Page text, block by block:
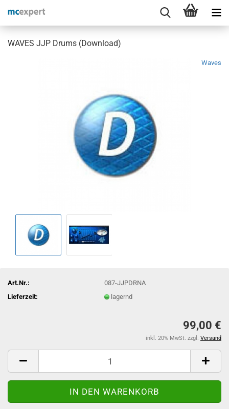
WAVES JJP Drums (Download)
Waves
Art.Nr.:
087-JJPDRNA
Lieferzeit:
lagernd
99,00 €
inkl. 20% MwSt. zzgl. Versand